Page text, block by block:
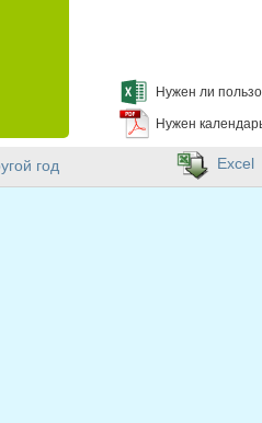
Нужен ли
Нужен
год Excel